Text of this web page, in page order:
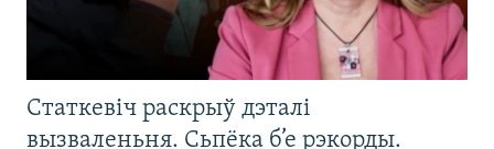
Статкевіч раскрыў дэталі
вызваленьня. Сьпёка б’е рэкорды.